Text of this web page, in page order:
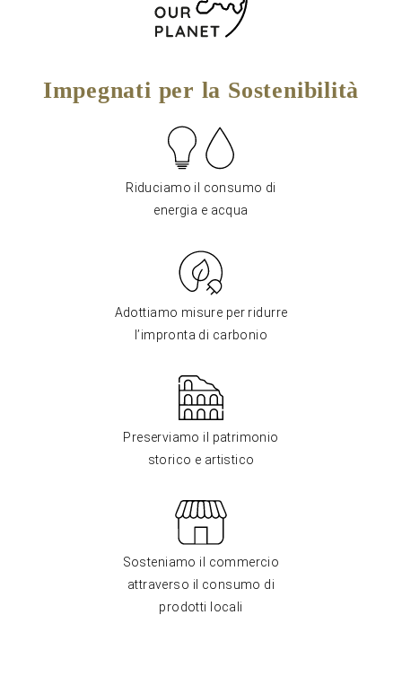
Impegnati per la Sostenibilità
Riduciamo il consumo di
energia e acqua
Adottiamo misure per ridurre
l’impronta di carbonio
Preserviamo il patrimonio
storico e artistico
Sosteniamo il commercio
attraverso il consumo di
prodotti locali